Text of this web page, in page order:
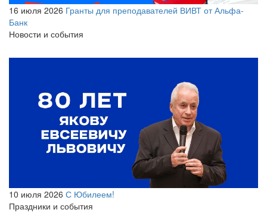
16 июля 2026 Гранты для преподавателей ВИВТ от Альфа-
Банк
Новости и события
10 июля 2026 С Юбилеем!
Праздники и события